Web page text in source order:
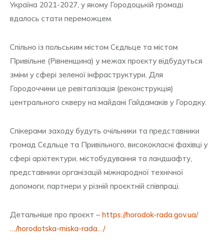
Україна 2021-2027, у якому Городоцькій громаді
вдалось стати переможцем.
Спільно із польським містом Сєдльце та містом
Привільне (Рівненщина) у межах проєкту відбудуться
зміни у сфері зеленої інфраструктури. Для
Городоччини це ревіталізація (реконструкція)
центрального скверу на майдані Гайдамаків у Городку.
Спікерами заходу будуть очільники та представники
громад Сєдльце та Привільного, висококласні фахівці у
сфері архітектури, містобудування та ландшафту,
представники організацій міжнародної технічної
допомоги, партнери у різній проєктній співпраці.
Детальніше про проєкт – https://horodok-rada.gov.ua/
…/horodotska-miska-rada…/